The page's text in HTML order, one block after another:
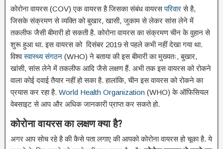
कोरोना वायरस (COV) एक वायरस है जिसका संबंध वायरसपरिवारसे है,
जिसके संक्रमण से व्यक्ति को बुखार, खासी, जुकाम से लेकर सांस लेने में
तकलीफ जैसी बीमारी हो सकती है. कोरोना वायरस का संक्रमण चीन के वुहान से
शुरू हुआ था. इस वायरस को दिसंबर 2019 से पहले कभी नहीं देखा गया था.
विश्वस्वास्थ्य संगठन (WHO) ने बताया की इस बीमारी का मुख्यतः, बुखार,
खांसी, सांस लेने में तकलीफ आदि जैसे लक्षण हैं. अभी तक इस वायरस को रोकने
वाला कोई दवाई तैयार नहीं हो सका है. हालांकि, चीन इस वायरस को रोकने का
प्रयास कर रहा है. World Health Organization (WHO) के ऑफिसियल
वेबसाइट से आप और अधिक जानकारी प्राप्त कर सकते हो.
कोरोना वायरस का लक्षण क्या है?
अगर आप सोच रहे है की कैसे पता लगाए की आपको कोरोना वायरस हो चूका है. ये